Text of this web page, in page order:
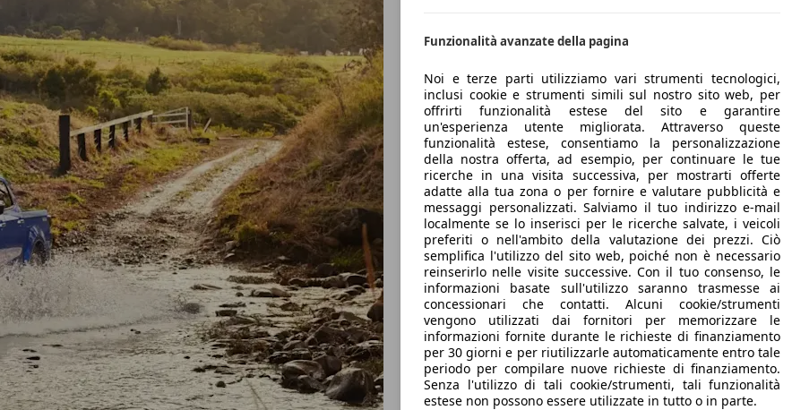
Funzionalità avanzate della pagina
Noi e terze parti utilizziamo vari strumenti tecnologici,
inclusi cookie e strumenti simili sul nostro sito web, per
offrirti funzionalità estese del sito e garantire
un'esperienza utente migliorata. Attraverso queste
funzionalità estese, consentiamo la personalizzazione
della nostra offerta, ad esempio, per continuare le tue
ricerche in una visita successiva, per mostrarti offerte
adatte alla tua zona o per fornire e valutare pubblicità e
messaggi personalizzati. Salviamo il tuo indirizzo e-mail
localmente se lo inserisci per le ricerche salvate, i veicoli
preferiti o nell'ambito della valutazione dei prezzi. Ciò
semplifica l'utilizzo del sito web, poiché non è necessario
reinserirlo nelle visite successive. Con il tuo consenso, le
informazioni basate sull'utilizzo saranno trasmesse ai
concessionari che contatti. Alcuni cookie/strumenti
vengono utilizzati dai fornitori per memorizzare le
informazioni fornite durante le richieste di finanziamento
per 30 giorni e per riutilizzarle automaticamente entro tale
periodo per compilare nuove richieste di finanziamento.
Senza l'utilizzo di tali cookie/strumenti, tali funzionalità
estese non possono essere utilizzate in tutto o in parte.